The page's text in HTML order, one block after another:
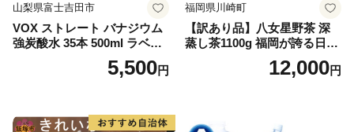
山梨県富士吉田市
VOX ストレート バナジウム
強炭酸水 35本 500ml ラベル
レス【富士吉田市限定カート
5,500円
福岡県川崎町
【訳あり品】八女星野茶 深
蒸し茶1100g 福岡が誇る日本
茶_ 訳アリ 常温 お茶 茶袋 常
備品 おちゃ ocha 茶葉 緑茶
12,000円